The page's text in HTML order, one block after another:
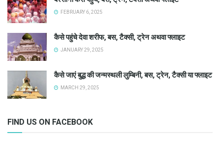
FEBRUARY 6, 2025
कैसे पहुंचे देवा शरीफ, बस, टैक्सी, ट्रेन अथवा फ्लाइट
JANUARY 29, 2025
कैसे जाएं बुद्ध की जन्मस्थली लुम्बिनी, बस, ट्रेन, टैक्सी या फ्लाइट
MARCH 29, 2025
FIND US ON FACEBOOK